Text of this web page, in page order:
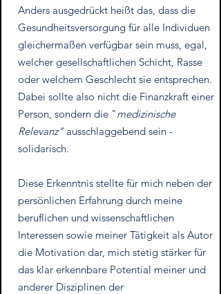
Anders ausgedrückt heißt das, dass die
Gesundheitsversorgung für alle Individuen
gleichermaßen verfügbar sein muss, egal,
welcher gesellschaftlichen Schicht, Rasse
oder welchem Geschlecht sie entsprechen.
Dabei sollte also nicht die Finanzkraft einer
Person, sondern die "medizinische
Relevanz" ausschlaggebend sein -
solidarisch.
Diese Erkenntnis stellte für mich neben der
persönlichen Erfahrung durch meine
beruflichen und wissenschaftlichen
Interessen sowie meiner Tätigkeit als Autor
die Motivation dar, mich stetig stärker für
das klar erkennbare Potential meiner und
anderer Disziplinen der